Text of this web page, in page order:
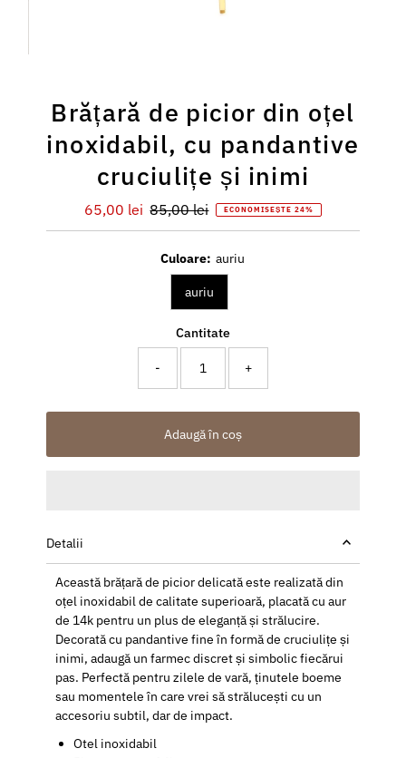
Brățară de picior din oțel
inoxidabil, cu pandantive
cruciulițe și inimi
Preț
redus
65,00 lei Preț
întreg
85,00 lei ECONOMISEȘTE 24%
Culoare: auriu
auriu
Cantitate
- +
Adaugă în coș
Detalii
Această brățară de picior delicată este realizată din
oțel inoxidabil de calitate superioară, placată cu aur
de 14k pentru un plus de eleganță și strălucire.
Decorată cu pandantive fine în formă de cruciulițe și
inimi, adaugă un farmec discret și simbolic fiecărui
pas. Perfectă pentru zilele de vară, ținutele boeme
sau momentele în care vrei să strălucești cu un
accesoriu subtil, dar de impact.
Otel inoxidabil